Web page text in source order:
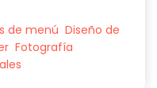
de menú Diseño de
Fotografía